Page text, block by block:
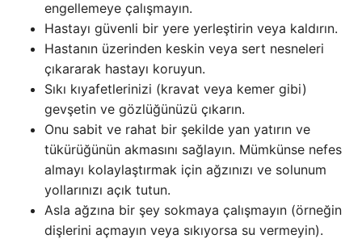
engellemeye çalışmayın.
Hastayı güvenli bir yere yerleştirin veya kaldırın.
Hastanın üzerinden keskin veya sert nesneleri
çıkararak hastayı koruyun.
Sıkı kıyafetlerinizi (kravat veya kemer gibi)
gevşetin ve gözlüğünüzü çıkarın.
Onu sabit ve rahat bir şekilde yan yatırın ve
tükürüğünün akmasını sağlayın. Mümkünse nefes
almayı kolaylaştırmak için ağzınızı ve solunum
yollarınızı açık tutun.
Asla ağzına bir şey sokmaya çalışmayın (örneğin
dişlerini açmayın veya sıkıyorsa su vermeyin).